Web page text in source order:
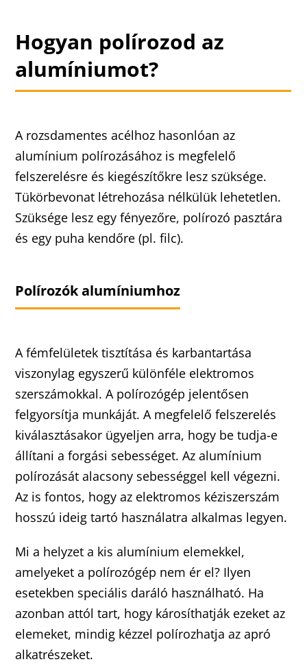
Hogyan polírozod az
alumíniumot?
A rozsdamentes acélhoz hasonlóan az
alumínium polírozásához is megfelelő
felszerelésre és kiegészítőkre lesz szüksége.
Tükörbevonat létrehozása nélkülük lehetetlen.
Szüksége lesz egy fényezőre, polírozó pasztára
és egy puha kendőre (pl. filc).
Polírozók alumíniumhoz
A fémfelületek tisztítása és karbantartása
viszonylag egyszerű különféle elektromos
szerszámokkal. A polírozógép jelentősen
felgyorsítja munkáját. A megfelelő felszerelés
kiválasztásakor ügyeljen arra, hogy be tudja-e
állítani a forgási sebességet. Az alumínium
polírozását alacsony sebességgel kell végezni.
Az is fontos, hogy az elektromos kéziszerszám
hosszú ideig tartó használatra alkalmas legyen.
Mi a helyzet a kis alumínium elemekkel,
amelyeket a polírozógép nem ér el? Ilyen
esetekben speciális daráló használható. Ha
azonban attól tart, hogy károsíthatják ezeket az
elemeket, mindig kézzel polírozhatja az apró
alkatrészeket.